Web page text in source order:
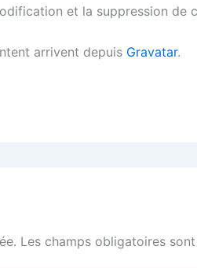
et la suppression de
arrivent depuis Gravatar.
Les champs obligatoires